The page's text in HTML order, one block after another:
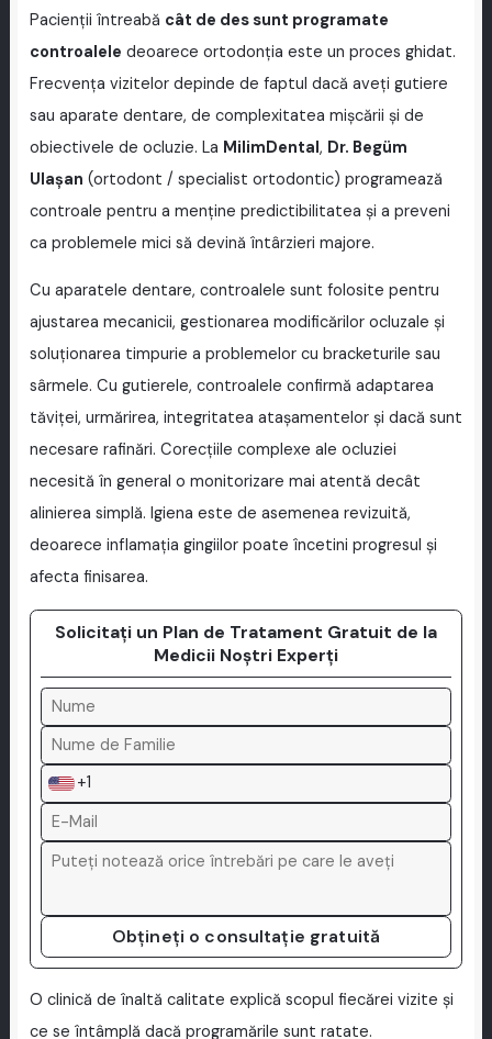
Pacienții întreabă cât de des sunt programate
controalele deoarece ortodonția este un proces ghidat.
Frecvența vizitelor depinde de faptul dacă aveți gutiere
sau aparate dentare, de complexitatea mișcării și de
obiectivele de ocluzie. La MilimDental, Dr. Begüm
Ulaşan (ortodont / specialist ortodontic) programează
controale pentru a menține predictibilitatea și a preveni
ca problemele mici să devină întârzieri majore.
Cu aparatele dentare, controalele sunt folosite pentru
ajustarea mecanicii, gestionarea modificărilor ocluzale și
soluționarea timpurie a problemelor cu bracketurile sau
sârmele. Cu gutierele, controalele confirmă adaptarea
tăviței, urmărirea, integritatea atașamentelor și dacă sunt
necesare rafinări. Corecțiile complexe ale ocluziei
necesită în general o monitorizare mai atentă decât
alinierea simplă. Igiena este de asemenea revizuită,
deoarece inflamația gingiilor poate încetini progresul și
afecta finisarea.
Solicitați un Plan de Tratament Gratuit de la
Medicii Noștri Experți
+1
Obțineți o consultație gratuită
O clinică de înaltă calitate explică scopul fiecărei vizite și
ce se întâmplă dacă programările sunt ratate.